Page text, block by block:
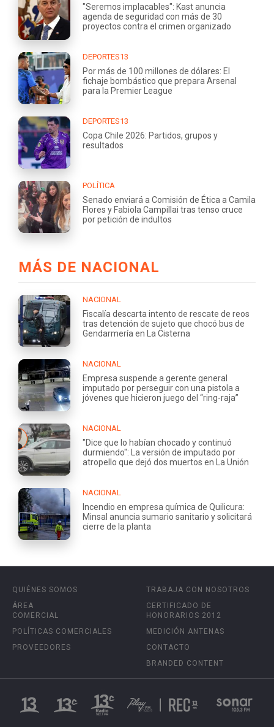
"Seremos implacables": Kast anuncia
agenda de seguridad con más de 30
proyectos contra el crimen organizado
DEPORTES13
Por más de 100 millones de dólares: El
fichaje bombástico que prepara Arsenal
para la Premier League
DEPORTES13
Copa Chile 2026: Partidos, grupos y
resultados
POLÍTICA
Senado enviará a Comisión de Ética a Camila
Flores y Fabiola Campillai tras tenso cruce
por petición de indultos
MÁS DE NACIONAL
NACIONAL
Fiscalía descarta intento de rescate de reos
tras detención de sujeto que chocó bus de
Gendarmería en La Cisterna
NACIONAL
Empresa suspende a gerente general
imputado por perseguir con una pistola a
jóvenes que hicieron juego del “ring-raja”
NACIONAL
"Dice que lo habían chocado y continuó
durmiendo": La versión de imputado por
atropello que dejó dos muertos en La Unión
NACIONAL
Incendio en empresa química de Quilicura:
Minsal anuncia sumario sanitario y solicitará
cierre de la planta
QUIÉNES SOMOS
ÁREA
COMERCIAL
POLÍTICAS COMERCIALES
PROVEEDORES
TRABAJA CON NOSOTROS
CERTIFICADO DE
HONORARIOS 2012
MEDICIÓN ANTENAS
CONTACTO
BRANDED CONTENT